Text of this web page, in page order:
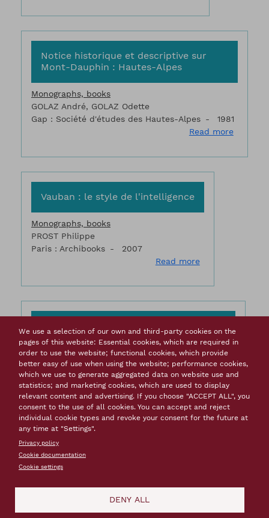
Notice historique et descriptive sur
Mont-Dauphin : Hautes-Alpes
Monographs, books
GOLAZ André, GOLAZ Odette
Gap : Société d'études des Hautes-Alpes
1981
Read moreabout
Vauban : le style de l'intelligence
Monographs, books
PROST Philippe
Paris : Archibooks
2007
Read moreabout Vauban :
Vauban et les voies d’eau
Monographs, books
VIROL Michèle, ADGE Philippe, BRAGARD Philippe
Paris : Huitième jour
2007
Read more
Vauban et Toulon : histoire de la
construction d'un port-arsenal sous
Monographs, books
We use a selection of our own and third-party cookies on the
pages of this website: Essential cookies, which are required in
order to use the website; functional cookies, which provide
better easy of use when using the website; performance cookies,
which we use to generate aggregated data on website use and
statistics; and marketing cookies, which are used to display
relevant content and advertising. If you choose "ACCEPT ALL", you
consent to the use of all cookies. You can accept and reject
individual cookie types and revoke your consent for the future at
any time at "Settings".
Privacy policy
Cookie documentation
Cookie settings
DENY ALL